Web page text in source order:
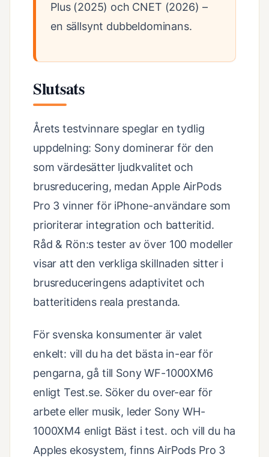
Plus (2025) och CNET (2026) –
en sällsynt dubbeldominans.
Slutsats
Årets testvinnare speglar en tydlig
uppdelning: Sony dominerar för den
som värdesätter ljudkvalitet och
brusreducering, medan Apple AirPods
Pro 3 vinner för iPhone-användare som
prioriterar integration och batteritid.
Råd & Rön:s tester av över 100 modeller
visar att den verkliga skillnaden sitter i
brusreduceringens adaptivitet och
batteritidens reala prestanda.
För svenska konsumenter är valet
enkelt: vill du ha det bästa in-ear för
pengarna, gå till Sony WF-1000XM6
enligt Test.se. Söker du over-ear för
arbete eller musik, leder Sony WH-
1000XM4 enligt Bäst i test. och vill du ha
Apples ekosystem, finns AirPods Pro 3